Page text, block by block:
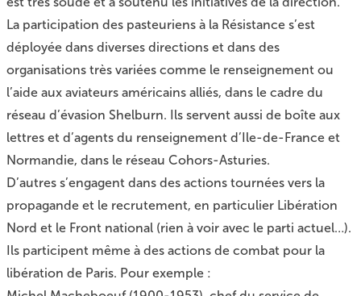
La participation des pasteuriens à la Résistance s’est
déployée dans diverses directions et dans des
organisations très variées comme le renseignement ou
l’aide aux aviateurs américains alliés, dans le cadre du
réseau d’évasion Shelburn. Ils servent aussi de boîte aux
lettres et d’agents du renseignement d’Ile-de-France et
Normandie, dans le réseau Cohors-Asturies.
D’autres s’engagent dans des actions tournées vers la
propagande et le recrutement, en particulier Libération
Nord et le Front national (rien à voir avec le parti actuel…).
Ils participent même à des actions de combat pour la
libération de Paris. Pour exemple :